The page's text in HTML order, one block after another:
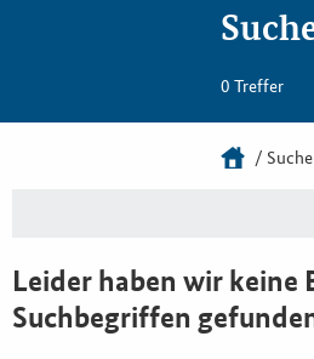
0 Treffer
Suche
Leider haben wir
Suchbegriffen